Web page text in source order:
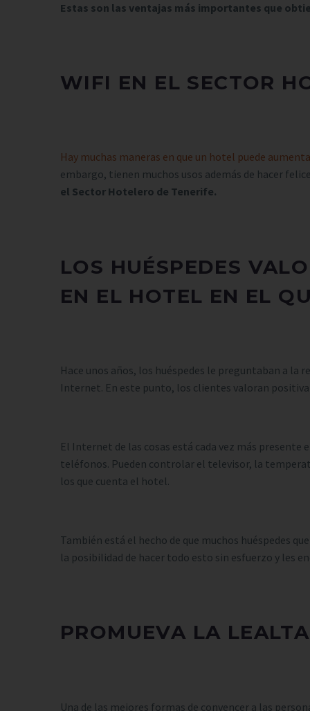
Estas son las ventajas más importantes que
WIFI EN EL SECTOR
Hay muchas maneras en que un hotel puede
embargo, tienen muchos usos además de hacer
el Sector Hotelero de Tenerife.
LOS HUÉSPEDES
EN EL HOTEL EN EL
Hace unos años, los huéspedes le preguntaban a
Internet. En este punto, los clientes valoran
El Internet de las cosas está cada vez más presente
teléfonos. Pueden controlar el televisor, la
los que cuenta el hotel.
También está el hecho de que muchos huéspedes
la posibilidad de hacer todo esto sin esfuerzo y les
PROMUEVA LA
Una de las mejores formas de convencer a las